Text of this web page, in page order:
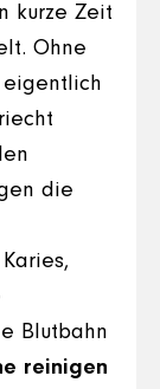
kurze Zeit
Ohne
die
Blutbahn
reinigen